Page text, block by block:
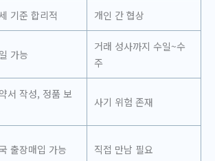
기준 합리적 개인 간 협상
가능
거래 성사까지 수일~수
주
서 작성, 정품 보
사기 위험 존재
출장매입 가능 직접 만남 필요